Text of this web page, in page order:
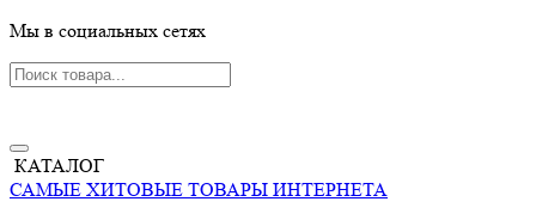
Мы в социальных сетях
КАТАЛОГ
САМЫЕ ХИТОВЫЕ ТОВАРЫ ИНТЕРНЕТА